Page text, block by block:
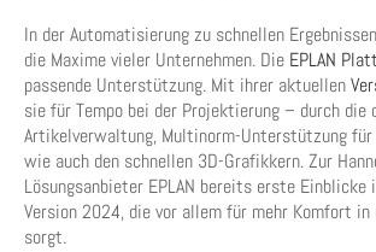
In der Automatisierung zu schnellen
die Maxime vieler Unternehmen. Die EPLAN
passende Unterstützung. Mit ihrer aktuellen
sie für Tempo bei der Projektierung – durch die
Artikelverwaltung, Multinorm-Unterstützung
wie auch den schnellen 3D-Grafikkern. Zur
Lösungsanbieter EPLAN bereits erste Einblicke
Version 2024, die vor allem für mehr Komfort in
sorgt.